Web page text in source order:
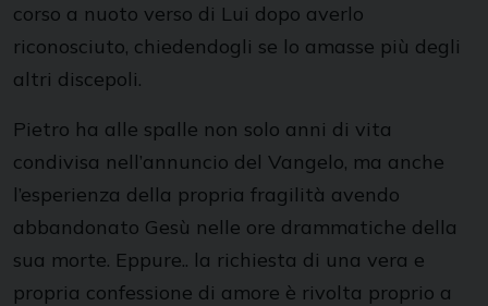
corso a nuoto verso di Lui dopo averlo
riconosciuto, chiedendogli se lo amasse più degli
altri discepoli.
Pietro ha alle spalle non solo anni di vita
condivisa nell’annuncio del Vangelo, ma anche
l’esperienza della propria fragilità avendo
abbandonato Gesù nelle ore drammatiche della
sua morte. Eppure.. la richiesta di una vera e
propria confessione di amore è rivolta proprio a